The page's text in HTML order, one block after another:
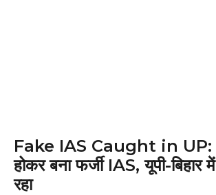
Fake IAS Caught in UP:
होकर बना फर्जी IAS, यूपी-बिहार
रहा